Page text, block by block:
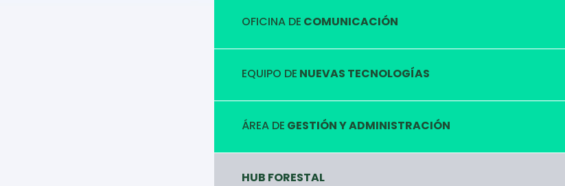
OFICINA DE COMUNICACIÓN
EQUIPO DE NUEVAS TECNOLOGÍAS
ÁREA DE GESTIÓN Y ADMINISTRACIÓN
HUB FORESTAL